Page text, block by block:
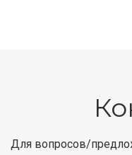
Для вопросов/